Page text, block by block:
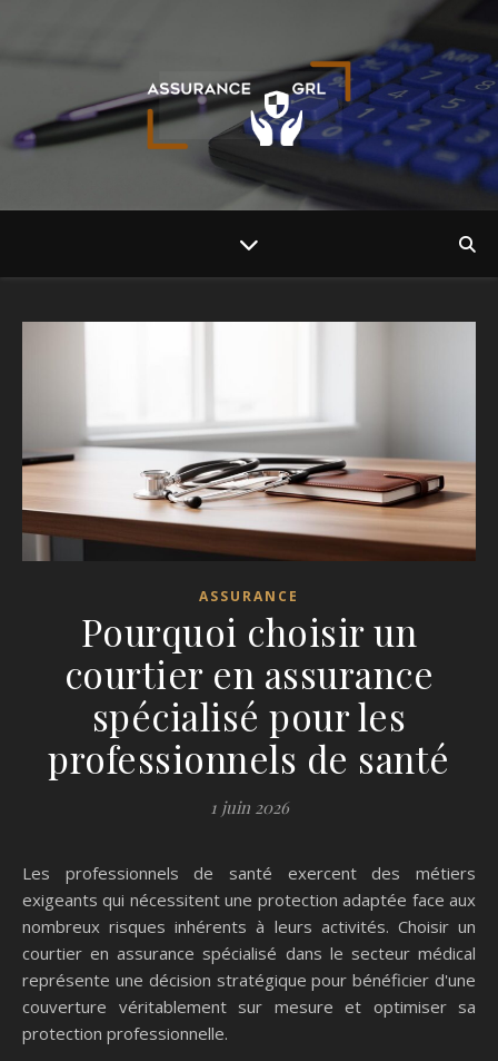
ASSURANCE
Pourquoi choisir un
courtier en assurance
spécialisé pour les
professionnels de santé
1 juin 2026
Les professionnels de santé exercent des métiers
exigeants qui nécessitent une protection adaptée face aux
nombreux risques inhérents à leurs activités. Choisir un
courtier en assurance spécialisé dans le secteur médical
représente une décision stratégique pour bénéficier d'une
couverture véritablement sur mesure et optimiser sa
protection professionnelle.